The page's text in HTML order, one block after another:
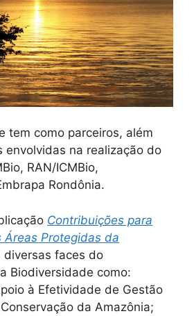
tem como parceiros, além
envolvidas na realização do
RAN/ICMBio,
Rondônia.
Contribuições para
Áreas Protegidas da
diversas faces do
Biodiversidade como:
à Efetividade de Gestão
da Amazônia;